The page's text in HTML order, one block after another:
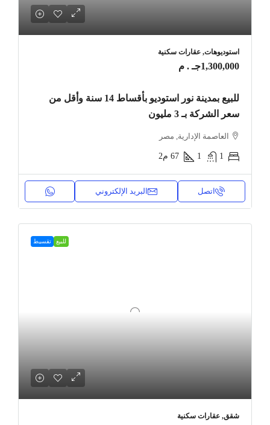
استوديوهات, عقارات سكنية
1,300,000جـ . م
للبيع بمدينة نور استوديو بأقساط 14 سنة وأقل من
سعر الشركة بـ 3 مليون
العاصمة الإدارية, مصر
1
1
67 م2
اتصل البريد الإلكتروني
للبيع تقسيط
شقق, عقارات سكنية